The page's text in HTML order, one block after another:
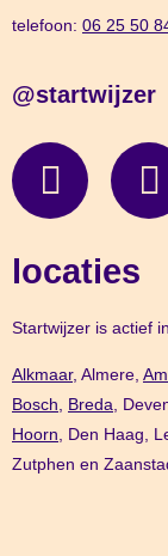
telefoon: 06 25 50
@startwijzer
locaties
Startwijzer is actief
Alkmaar, Almere,
Bosch,
Breda ,
Hoorn , Den Haag,
Zutphen en